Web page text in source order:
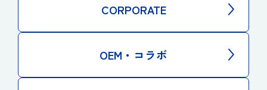
CORPORATE
OEM・コラボ